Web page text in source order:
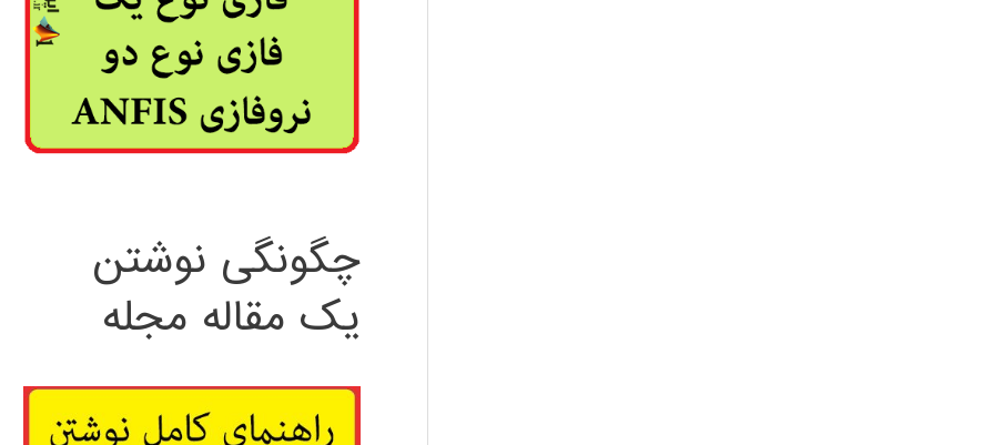
چگونگی نوشتن
یک مقاله مجله